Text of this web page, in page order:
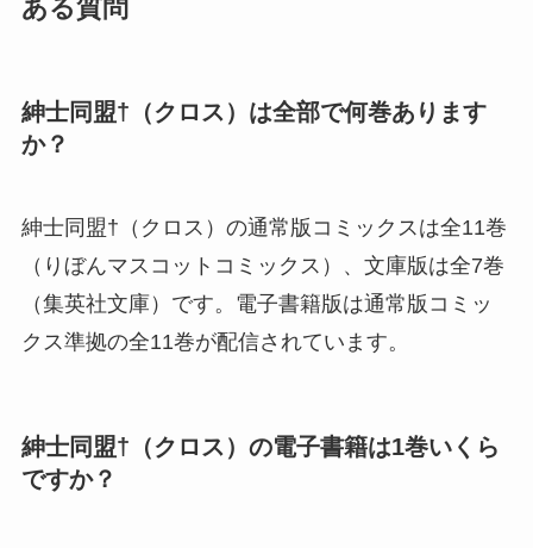
ある質問
紳士同盟†（クロス）は全部で何巻あります
か？
紳士同盟†（クロス）の通常版コミックスは全11巻
（りぼんマスコットコミックス）、文庫版は全7巻
（集英社文庫）です。電子書籍版は通常版コミッ
クス準拠の全11巻が配信されています。
紳士同盟†（クロス）の電子書籍は1巻いくら
ですか？